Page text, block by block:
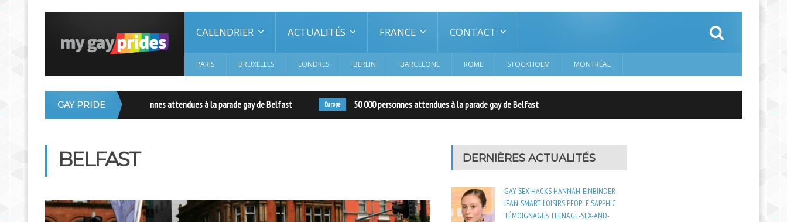
CALENDRIER ACTUALITÉS FRANCE CONTACT
PARIS BRUXELLES LONDRES BERLIN BARCELONE ROME STOCKHOLM MONTRÉAL
GAY PRIDE
Europe 50 000 personnes attendues à la parade gay de Belfast Europe 50 000 personnes attendues à la parade gay de Belfast
BELFAST DERNIÈRES ACTUALITÉS
GAY-SEX HACKS HANNAH-EINBINDER
JEAN-SMART LOISIRS PEOPLESAPPHIC
TÉMOIGNAGESTEENAGE-SEX-AND-